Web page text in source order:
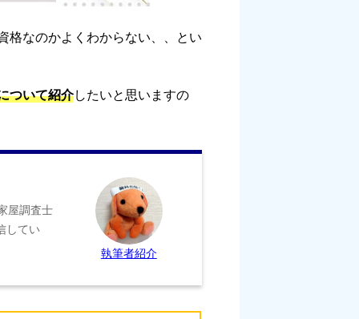
なのかよくわからない、、とい
ついて紹介したいと思いますの
屋調査士
してい
執筆者紹介